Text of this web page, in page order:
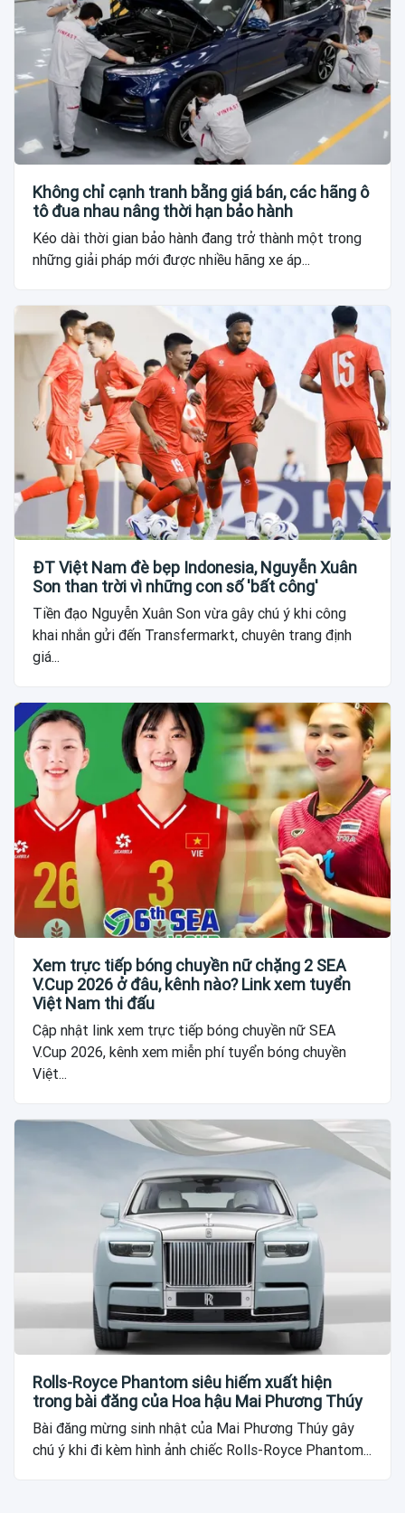
Không chỉ cạnh tranh bằng giá bán, các hãng ô
tô đua nhau nâng thời hạn bảo hành
Kéo dài thời gian bảo hành đang trở thành một trong
những giải pháp mới được nhiều hãng xe áp...
ĐT Việt Nam đè bẹp Indonesia, Nguyễn Xuân
Son than trời vì những con số 'bất công'
Tiền đạo Nguyễn Xuân Son vừa gây chú ý khi công
khai nhắn gửi đến Transfermarkt, chuyên trang định
giá...
Xem trực tiếp bóng chuyền nữ chặng 2 SEA
V.Cup 2026 ở đâu, kênh nào? Link xem tuyển
Việt Nam thi đấu
Cập nhật link xem trực tiếp bóng chuyền nữ SEA
V.Cup 2026, kênh xem miễn phí tuyển bóng chuyền
Việt...
Rolls-Royce Phantom siêu hiếm xuất hiện
trong bài đăng của Hoa hậu Mai Phương Thúy
Bài đăng mừng sinh nhật của Mai Phương Thúy gây
chú ý khi đi kèm hình ảnh chiếc Rolls-Royce Phantom...